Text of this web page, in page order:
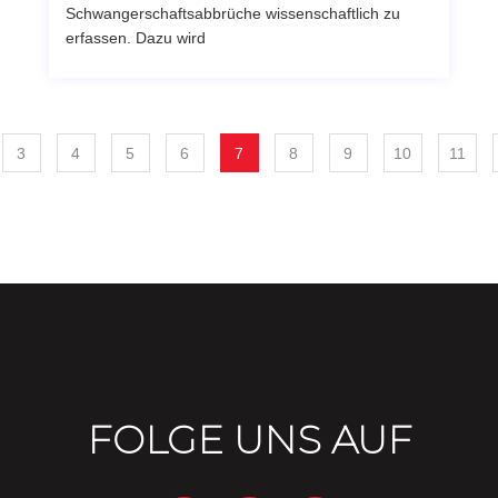
Schwangerschaftsabbrüche wissenschaftlich zu
erfassen. Dazu wird
3 4 5 6 7 8 9 10 11
FOLGE UNS AUF